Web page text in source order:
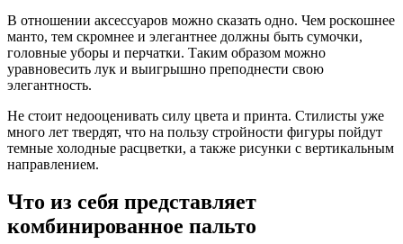
В отношении аксессуаров можно сказать одно. Чем роскошнее
манто, тем скромнее и элегантнее должны быть сумочки,
головные уборы и перчатки. Таким образом можно
уравновесить лук и выигрышно преподнести свою
элегантность.
Не стоит недооценивать силу цвета и принта. Стилисты уже
много лет твердят, что на пользу стройности фигуры пойдут
темные холодные расцветки, а также рисунки с вертикальным
направлением.
Что из себя представляет
комбинированное пальто